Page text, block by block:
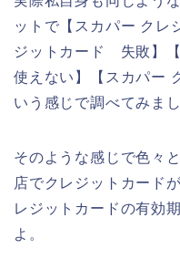
ットで【スカパー クレ
ジットカード 失敗】
使えない】【スカパー
いう感じで調べてみまし
そのような感じで色々
店でクレジットカード
レジットカードの有効
よ。